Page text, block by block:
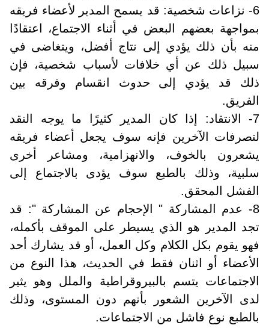
6- نزاعات شخصية: قد يسمح المدير لأعضاء فريقه
بمواجهة بعضهم البعض في أثناء الاجتماع، اعتقادًا
منه بأن ذلك يؤدي إلى نتاج أفضل، ويتغاضى في
سبيل ذلك عن أي خلافات لأسباب شخصية، فإن
ذلك قد يؤدي إلى حدوث انقسام وفرقه بين
الفريق.
7- الانتقاد: إذا كان المدير كثيرًا ما يوجه النقد
لتصرفات الآخرين فإنه سوف يجعل أعضاء فريقه
يشعرون بالخوف، والانهزامية، ومشاعر أخرى
سلبية، وذلك بالطبع سوف يؤدى بالاجتماع إلى
الفشل المحقق.
8- عدم المشاركة " الإحجام عن المشاركة ": قد
تجد المدير هو الذي يسيطر على الموقف بأكمله،
فهو يقوم بكل الكلام وكل العمل، أو قد يشارك أحد
الأعضاء أو اثنان فقط في الحديث، هذا النوع من
الاجتماعات يتسم بالبيروقراطية والملل وهو يثير
لدى الآخرين الشعور بأنهم دون المستوى، وذلك
بالطبع نوع فاشل من الاجتماعات.